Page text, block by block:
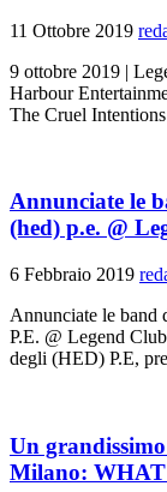
11 Ottobre 2019
9 ottobre 2019 |
Harbour
The Cruel
Annunciate le
(hed) p.e. @
6 Febbraio 2019
Annunciate le band
P.E. @ Legend
degli (HED) P.E,
Un
Milano: WHAT